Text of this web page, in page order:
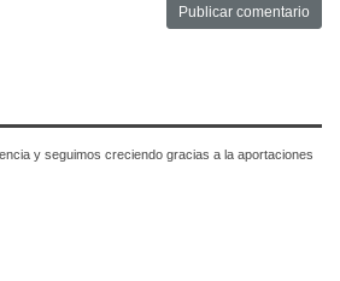
y seguimos creciendo gracias a la aportaciones